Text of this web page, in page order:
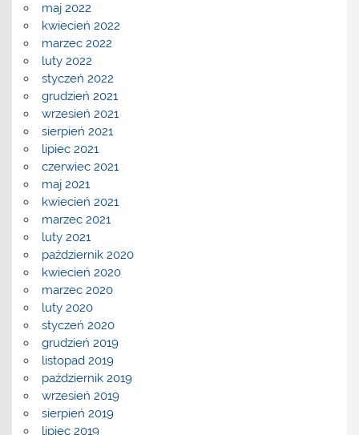
maj 2022
kwiecień 2022
marzec 2022
luty 2022
styczeń 2022
grudzień 2021
wrzesień 2021
sierpień 2021
lipiec 2021
czerwiec 2021
maj 2021
kwiecień 2021
marzec 2021
luty 2021
październik 2020
kwiecień 2020
marzec 2020
luty 2020
styczeń 2020
grudzień 2019
listopad 2019
październik 2019
wrzesień 2019
sierpień 2019
lipiec 2019